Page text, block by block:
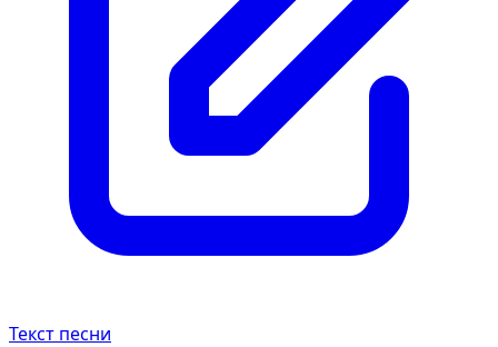
Текст песни